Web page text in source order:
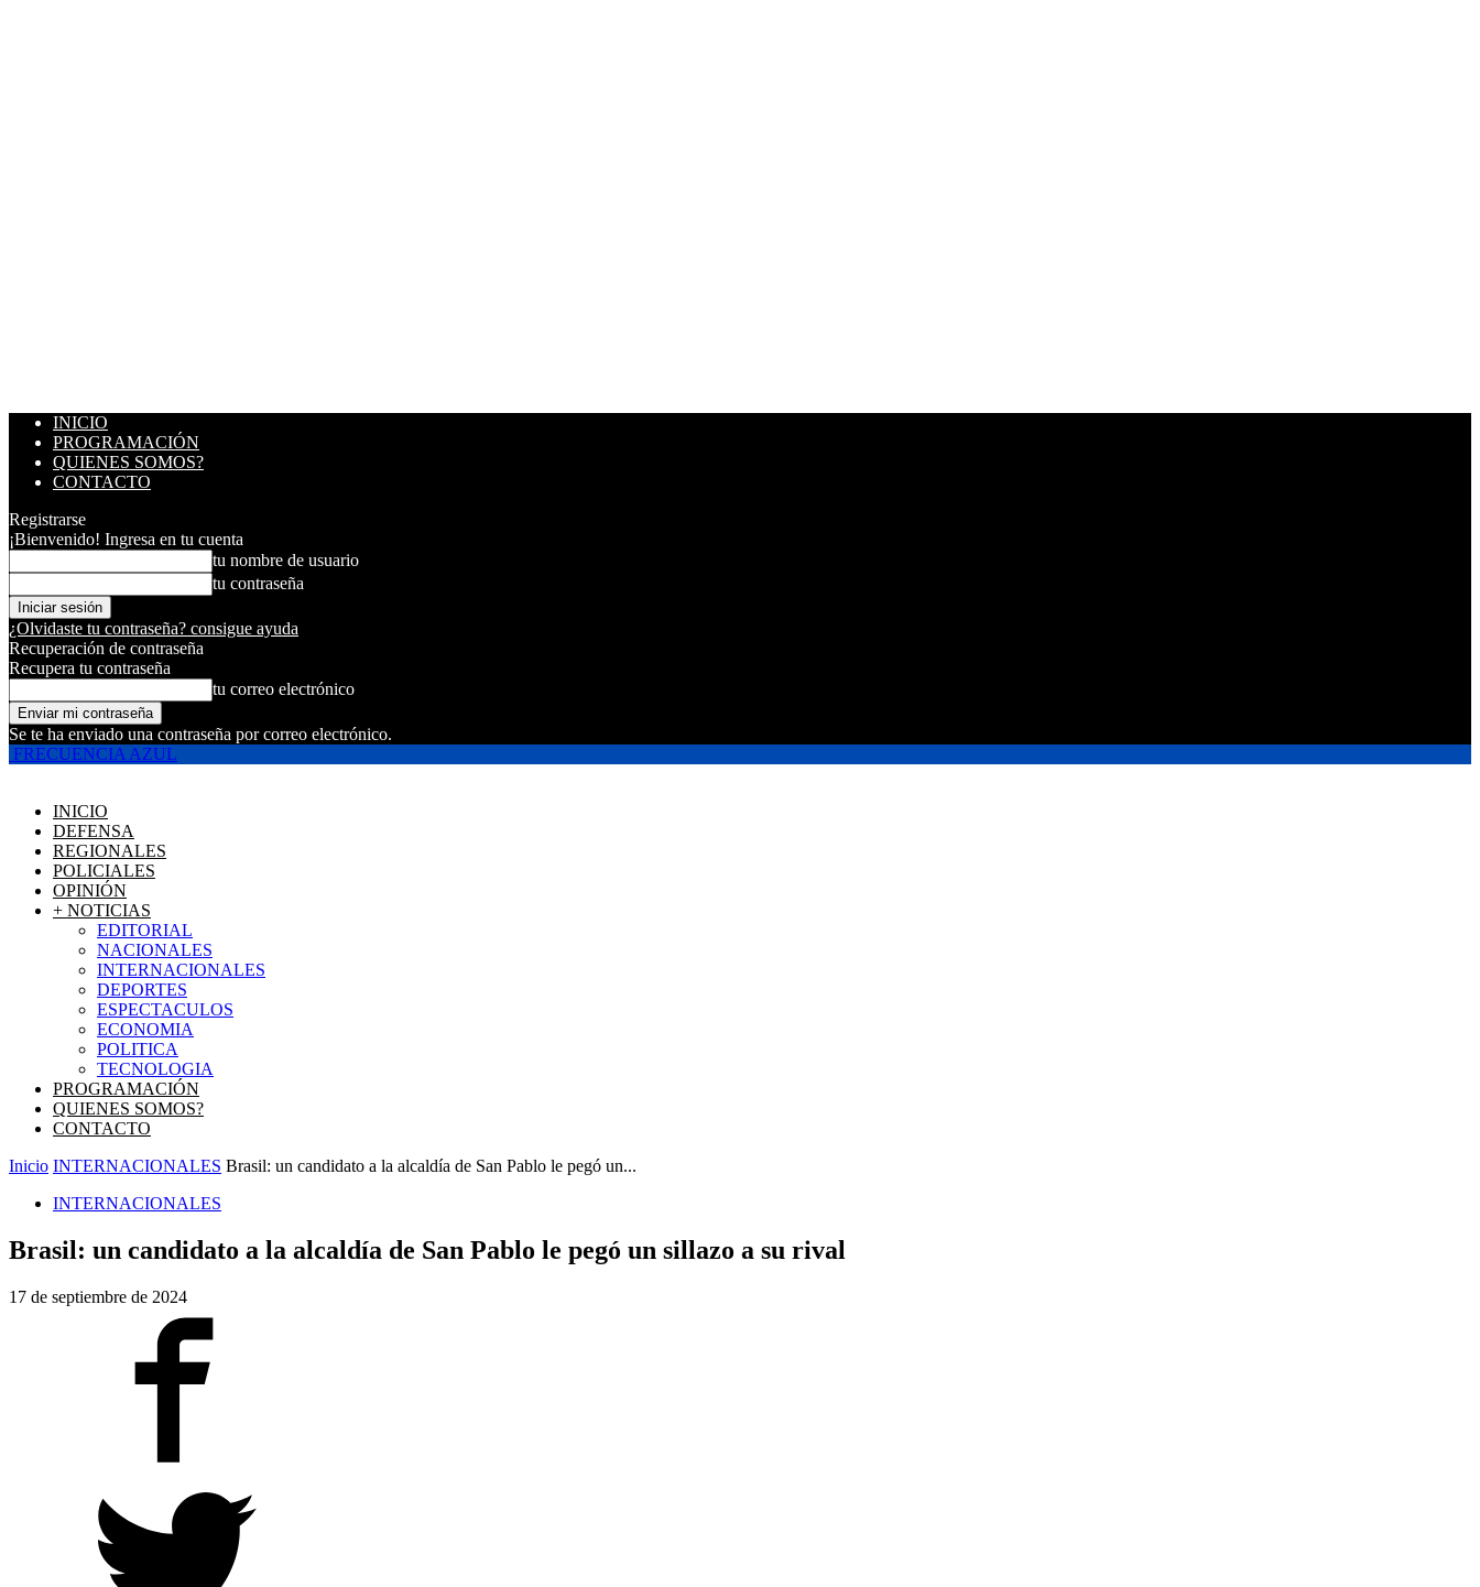
INICIO
PROGRAMACIÓN
QUIENES SOMOS?
CONTACTO
Registrarse
¡Bienvenido! Ingresa en tu cuenta
tu nombre de usuario
tu contraseña
¿Olvidaste tu contraseña? consigue ayuda
Recuperación de contraseña
Recupera tu contraseña
tu correo electrónico
Se te ha enviado una contraseña por correo electrónico.
FRECUENCIA AZUL
INICIO
DEFENSA
REGIONALES
POLICIALES
OPINIÓN
+ NOTICIAS
EDITORIAL
NACIONALES
INTERNACIONALES
DEPORTES
ESPECTACULOS
ECONOMIA
POLITICA
TECNOLOGIA
PROGRAMACIÓN
QUIENES SOMOS?
CONTACTO
Inicio INTERNACIONALES Brasil: un candidato a la alcaldía de San Pablo le pegó un...
INTERNACIONALES
Brasil: un candidato a la alcaldía de San Pablo le pegó un sillazo a su rival
17 de septiembre de 2024